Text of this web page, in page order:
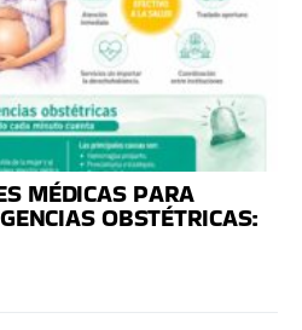
MÉDICAS PARA
OBSTÉTRICAS: